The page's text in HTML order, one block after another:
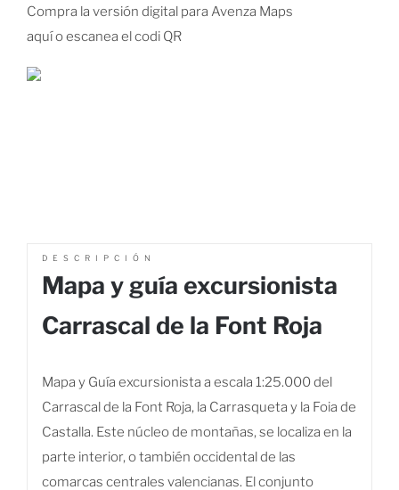
Compra la versión digital para Avenza Maps
aquí o escanea el codi QR
DESCRIPCIÓN
Mapa y guía excursionista
Carrascal de la Font Roja
Mapa y Guía excursionista a escala 1:25.000 del
Carrascal de la Font Roja, la Carrasqueta y la Foia de
Castalla. Este núcleo de montañas, se localiza en la
parte interior, o también occidental de las
comarcas centrales valencianas. El conjunto